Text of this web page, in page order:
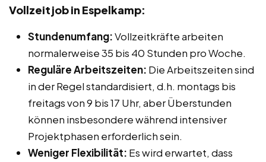
Vollzeitjob in Espelkamp:
Stundenumfang:Vollzeitkräfte arbeiten
normalerweise 35 bis 40 Stunden pro Woche.
Reguläre Arbeitszeiten: Die Arbeitszeiten sind
in der Regel standardisiert, d.h. montags bis
freitags von 9 bis 17 Uhr, aber Überstunden
können insbesondere während intensiver
Projektphasen erforderlich sein.
Weniger Flexibilität: Es wird erwartet, dass